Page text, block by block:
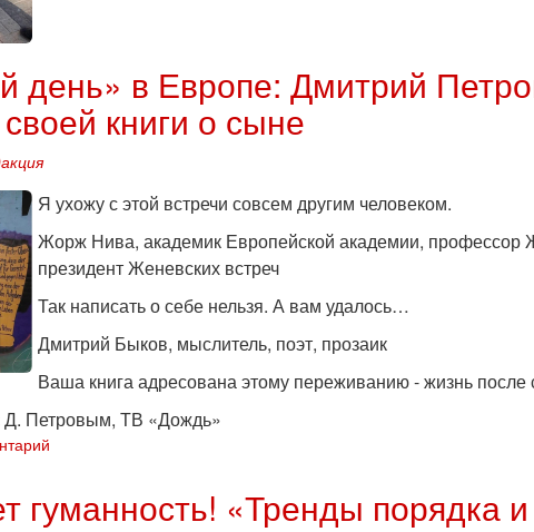
Хайфе
прошла
день» в Европе: Дмитрий
книги о сыне
Я ухожу с этой встречи совсем другим человеком.
Жорж Нива, академик Европейской академии, профессор
президент Женевских встреч
Так написать о себе нельзя. А вам удалось…
Дмитрий Быков, мыслитель, поэт, прозаик
Ваша книга адресована этому переживанию - жизнь после
Д. Петровым, ТВ «Дождь»
гуманность! «Тренды порядка